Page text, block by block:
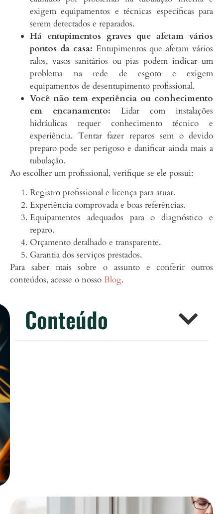
exigem equipamentos e técnicas específicas para
serem detectados e reparados.
Há entupimentos graves que afetam vários
pontos da casa: Entupimentos que afetam vários
ralos, vasos sanitários ou pias podem indicar um
problema na rede de esgoto e exigem
equipamentos de desentupimento profissional.
Você não tem experiência ou conhecimento
em encanamento: Lidar com instalações
hidráulicas requer conhecimento técnico e
experiência. Tentar fazer reparos sem o devido
preparo pode ser perigoso e danificar ainda mais a
tubulação.
Ao escolher um profissional, verifique se ele possui:
Registro profissional e licença para atuar.
Experiência comprovada e boas referências.
Equipamentos adequados para o diagnóstico e
reparo.
Orçamento detalhado e transparente.
Garantia dos serviços prestados.
Para saber mais sobre o assunto e conferir outros
conteúdos, acesse o nosso Blog.
Conteúdo